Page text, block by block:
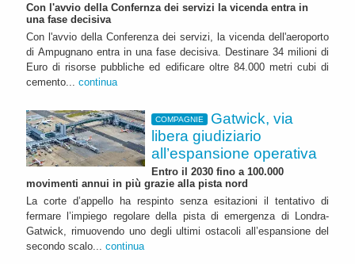
Con l'avvio della Confernza dei servizi la vicenda entra in
una fase decisiva
Con l'avvio della Conferenza dei servizi, la vicenda dell'aeroporto
di Ampugnano entra in una fase decisiva. Destinare 34 milioni di
Euro di risorse pubbliche ed edificare oltre 84.000 metri cubi di
cemento... continua
COMPAGNIE
Gatwick, via
libera giudiziario
all’espansione operativa
Entro il 2030 fino a 100.000
movimenti annui in più grazie alla pista nord
La corte d’appello ha respinto senza esitazioni il tentativo di
fermare l’impiego regolare della pista di emergenza di Londra-
Gatwick, rimuovendo uno degli ultimi ostacoli all’espansione del
secondo scalo... continua